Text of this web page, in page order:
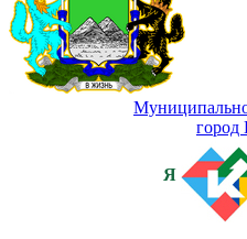
город
Я